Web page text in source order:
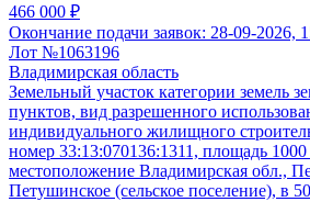
466 000 ₽
Окончание подачи заявок: 28-09-2026,
Лот №1063196
Владимирская область
Земельный участок категории земель
пунктов, вид разрешенного
индивидуального жилищного
номер 33:13:070136:1311, площадь
местоположение Владимирская обл.,
Петушинское (сельское поселение), в